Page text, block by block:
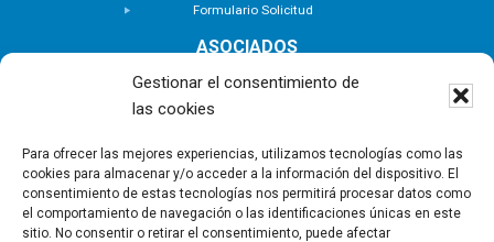
Gestionar el consentimiento de
las cookies
Para ofrecer las mejores experiencias, utilizamos tecnologías como las
cookies para almacenar y/o acceder a la información del dispositivo. El
consentimiento de estas tecnologías nos permitirá procesar datos como
el comportamiento de navegación o las identificaciones únicas en este
sitio. No consentir o retirar el consentimiento, puede afectar
Formulario Solicitud
ASOCIADOS
Zona Privada
ACTUALIDAD
Notas de Prensa
Noticias
Nuevas Incorporaciones